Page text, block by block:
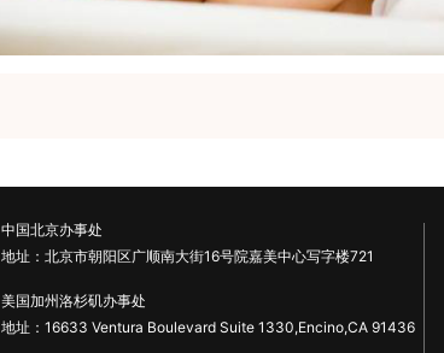
中国北京办事处
地址：北京市朝阳区广顺南大街16号院嘉美中心写字楼721
美国加州洛杉矶办事处
地址：16633 Ventura Boulevard Suite 1330,Encino,CA 91436